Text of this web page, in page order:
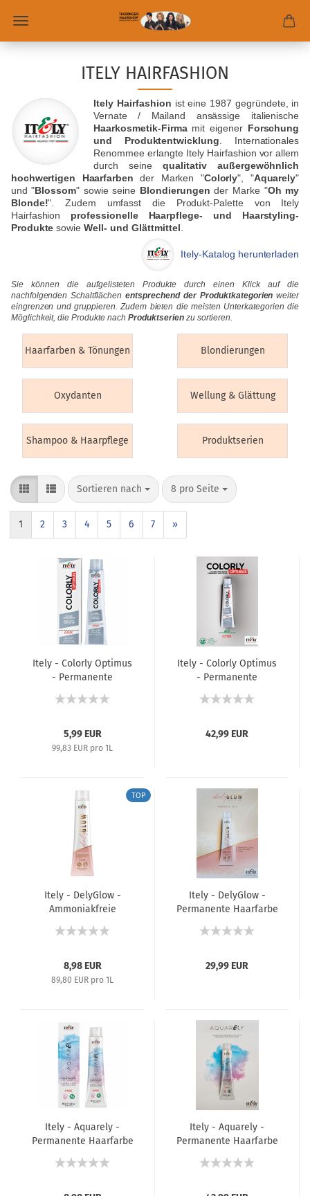
ITELY HAIRFASHION
Itely Hairfashion ist eine 1987 gegründete, in
Vernate / Mailand ansässige italienische
Haarkosmetik-Firmamit eigener Forschung
und Produktentwicklung . Internationales
Renommee erlangte Itely Hairfashion vor allem
durch seine qualitativ außergewöhnlich
hochwertigen Haarfarben der Marken "Colorly", "Aquarely"
und "Blossom" sowie seine Blondierungen der Marke "Oh my
Blonde!". Zudem umfasst die Produkt-Palette von Itely
Hairfashion professionelle Haarpflege- und Haarstyling-
Produkte sowieWell- und Glättmittel
Itely-Katalog herunterladen
Sie können die aufgelisteten Produkte durch einen Klick auf die
nachfolgenden Schaltflächenentsprechend der Produktkategorien weiter
eingrenzen und gruppieren. Zudem bieten die meisten Unterkategorien die
Möglichkeit, die Produkte nachProduktserienzu sortieren.
Haarfarben & Tönungen Blondierungen
Oxydanten Wellung & Glättung
Shampoo & Haarpflege Produktserien
Sortieren nach 8 pro Seite
1 2 3 4 5 6 7 »
Itely - Colorly Optimus
- Permanente
5,99 EUR
99,83 EUR pro 1L
Itely - Colorly Optimus
- Permanente
42,99 EUR
TOP
Itely - DelyGlow -
Ammoniakfreie
/ Semi-Permanente
- 100 ml
8,98 EUR
89,80 EUR pro 1L
Itely - DelyGlow -
Permanente Haarfarbe
Tönung - Farbkarte
29,99 EUR
Itely - Aquarely -
Permanente Haarfarbe
Itely - Aquarely -
Permanente Haarfarbe